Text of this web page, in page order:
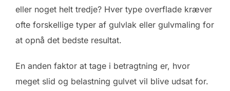
eller noget helt tredje? Hver type overflade kræver
ofte forskellige typer af gulvlak eller gulvmaling for
at opnå det bedste resultat.
En anden faktor at tage i betragtning er, hvor
meget slid og belastning gulvet vil blive udsat for.